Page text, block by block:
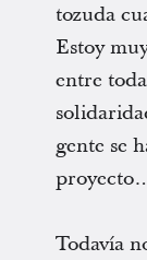
tozuda
Estoy
entre
gente se
Todavía